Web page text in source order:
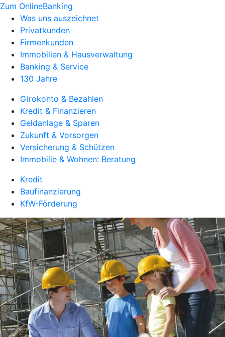
Zum OnlineBanking
Was uns auszeichnet
Privatkunden
Firmenkunden
Immobilien & Hausverwaltung
Banking & Service
130 Jahre
Girokonto & Bezahlen
Kredit & Finanzieren
Geldanlage & Sparen
Zukunft & Vorsorgen
Versicherung & Schützen
Immobilie & Wohnen: Beratung
Kredit
Baufinanzierung
KfW-Förderung